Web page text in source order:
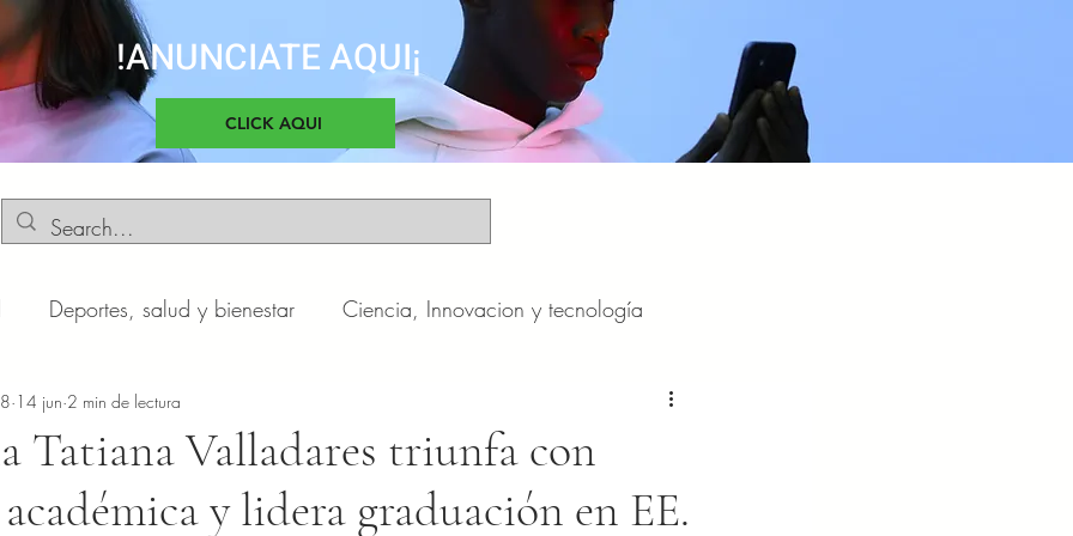
!ANUNCIATE AQUI¡
CLICK AQUI
Deportes, salud y bienestar Ciencia, Innovacion y tecnología
Negocios y Emprendimientos Cultura, sociedad y entretenimiento
Automóviles Novedades
Tatiana Valladares triunfa con
y lidera graduación en EE.
14 jun 2 min de lectura